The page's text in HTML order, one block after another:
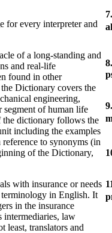
for every interpreter and
of a long-standing and
and real-life
found in other
Dictionary covers the
engineering,
segment of human life
the dictionary follows the
including the examples
reference to synonyms (in
of the Dictionary,
with insurance or needs
terminology in English. It
in the insurance
intermediaries, law
least, translators and